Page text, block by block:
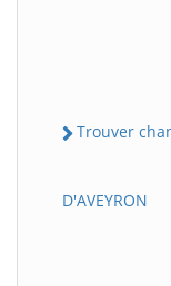
Trouver
D'AVEYRON